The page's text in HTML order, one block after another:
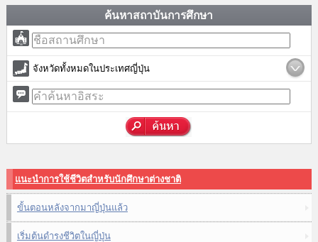
ค้นหาสถาบันการศึกษา
จังหวัดทั้งหมดในประเทศญี่ปุ่น
แนะนำการใช้ชีวิตสำหรับนักศึกษาต่างชาติ
ขั้นตอนหลังจากมาญี่ปุ่นแล้ว
เริ่มต้นดำรงชีวิตในญี่ปุ่น